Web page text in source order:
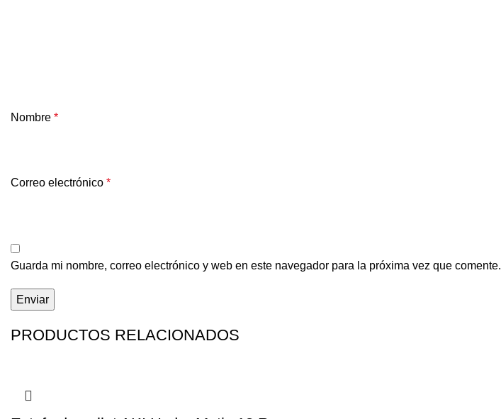
Nombre *
Correo electrónico *
Guarda mi nombre, correo electrónico y web en este navegador para la próxima vez que comente.
PRODUCTOS RELACIONADOS